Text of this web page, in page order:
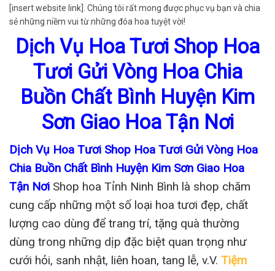
[insert website link]. Chúng tôi rất mong được phục vụ bạn và chia
sẻ những niềm vui từ những đóa hoa tuyệt vời!
Dịch Vụ Hoa Tươi Shop Hoa
Tươi Gửi Vòng Hoa Chia
Buồn Chất Bình Huyện Kim
Sơn Giao Hoa Tận Nơi
Dịch Vụ Hoa Tươi Shop Hoa Tươi Gửi Vòng Hoa
Chia Buồn Chất Bình Huyện Kim Sơn Giao Hoa
Tận Nơi Shop hoa Tỉnh Ninh Bình là shop chăm
cung cấp những một số loại hoa tươi đẹp, chất
lượng cao dùng để trang trí, tặng quà thường
dùng trong những dịp đặc biệt quan trọng như
cưới hỏi, sanh nhật, liên hoan, tang lễ, v.V. Tiệm